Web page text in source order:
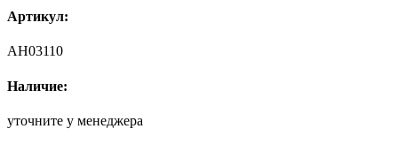
Артикул:
AH03110
Наличие:
уточните у менеджера